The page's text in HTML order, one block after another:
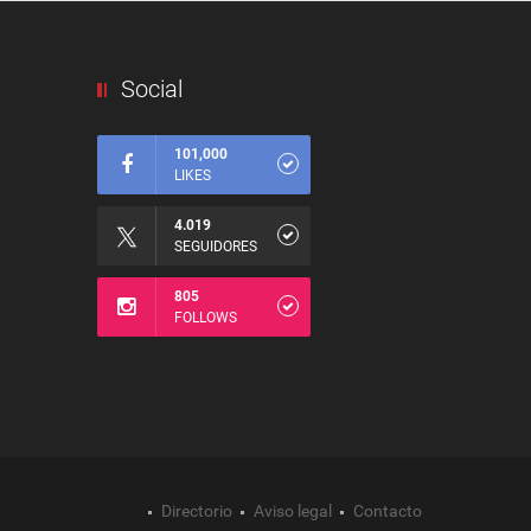
Social
101,000
LIKES
4.019
SEGUIDORES
805
FOLLOWS
Directorio Aviso legal Contacto